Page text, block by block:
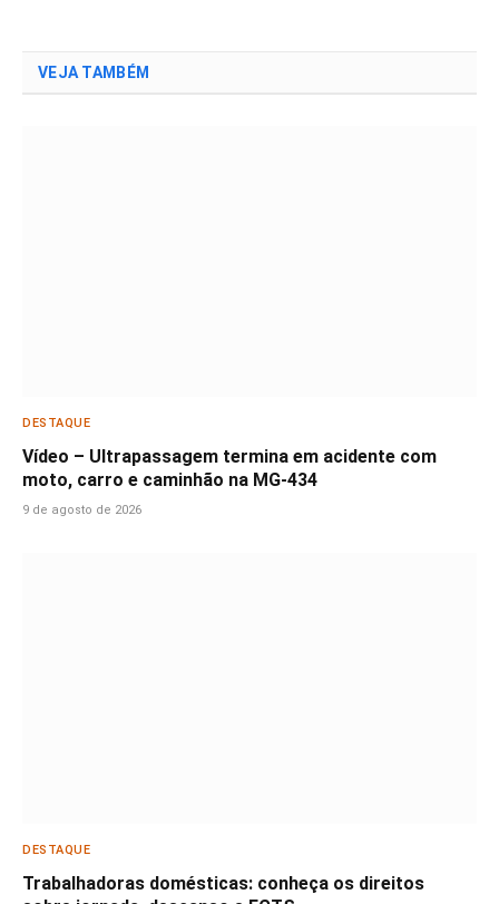
VEJA TAMBÉM
DESTAQUE
Vídeo – Ultrapassagem termina em acidente com
moto, carro e caminhão na MG-434
9 de agosto de 2026
DESTAQUE
Trabalhadoras domésticas: conheça os direitos